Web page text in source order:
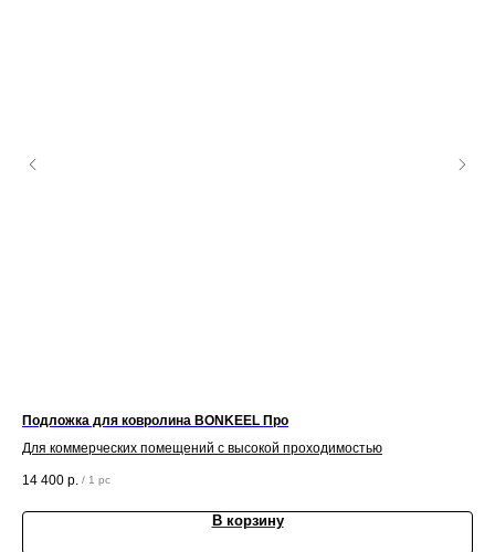
Подложка для ковролина BONKEEL Про
Для коммерческих помещений с высокой проходимостью
14 400 р. / 1 pc
В корзину